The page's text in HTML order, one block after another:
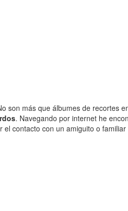
son más que álbumes de recortes
. Navegando por internet he
contacto con un amiguito o